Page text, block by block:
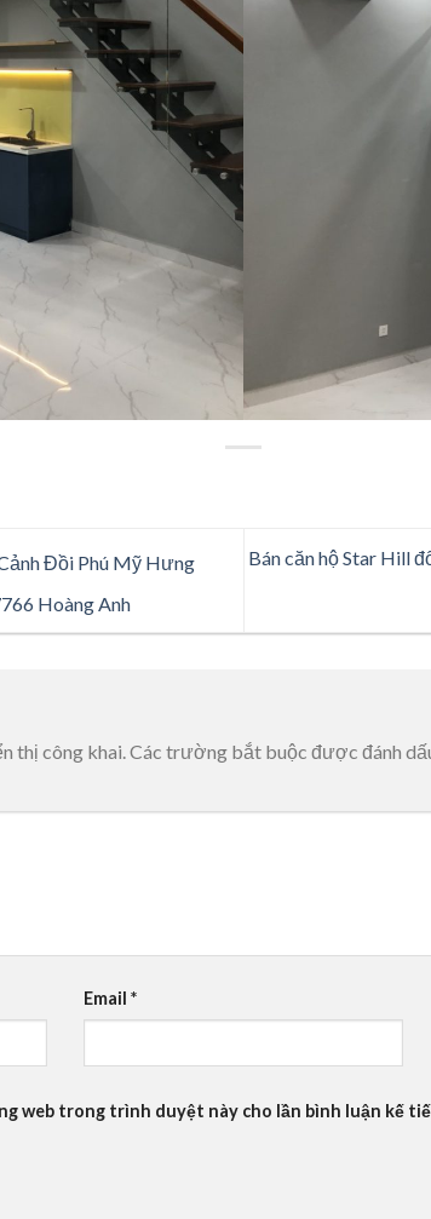
Đồi Phú Mỹ Hưng
Hoàng Anh
Bán căn hộ Star Hill
thị công khai.Các trường bắt buộc được đánh
Email*
web trong trình duyệt này cho lần bình luận kế